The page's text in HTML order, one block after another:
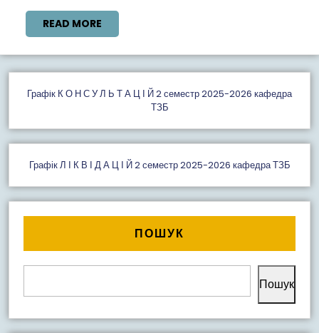
READ MORE
MORE
Графiк К О Н С У Л Ь Т А Ц І Й 2 семестр 2025-2026 кафедра
ТЗБ
Графік Л І К В І Д А Ц І Й 2 семестр 2025-2026 кафедра ТЗБ
ПОШУК
Пошук